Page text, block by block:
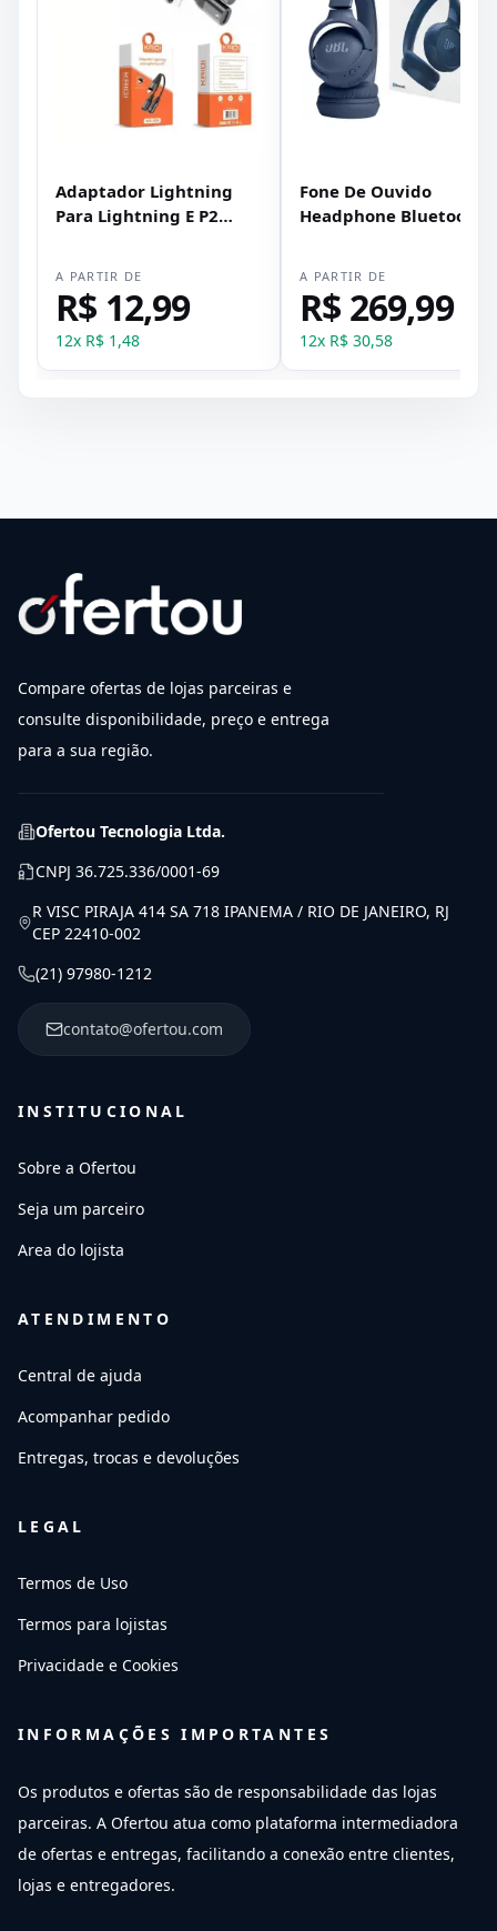
Adaptador Lightning
Para Lightning E P2
A PARTIR DE
R$ 12,99
12x R$ 1,48
Fone De Ouvido
Headphone Bluetooth
A PARTIR DE
R$ 269,99
12x R$ 30,58
Compare ofertas de lojas parceiras e
consulte disponibilidade, preço e entrega
para a sua região.
Ofertou Tecnologia Ltda.
CNPJ 36.725.336/0001-69
R VISC PIRAJA 414 SA 718 IPANEMA / RIO DE JANEIRO, RJ
CEP 22410-002
(21) 97980-1212
contato@ofertou.com
INSTITUCIONAL
Sobre a Ofertou
Seja um parceiro
Area do lojista
ATENDIMENTO
Central de ajuda
Acompanhar pedido
Entregas, trocas e devoluções
LEGAL
Termos de Uso
Termos para lojistas
Privacidade e Cookies
INFORMAÇÕES IMPORTANTES
Os produtos e ofertas são de responsabilidade das lojas
parceiras. A Ofertou atua como plataforma intermediadora
de ofertas e entregas, facilitando a conexão entre clientes,
lojas e entregadores.